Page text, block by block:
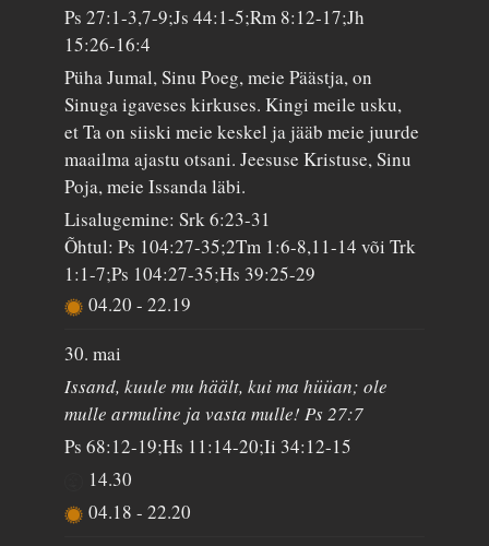
Ps 27:1-3,7-9;Js 44:1-5;Rm 8:12-17;Jh
15:26-16:4
Püha Jumal, Sinu Poeg, meie Päästja, on
Sinuga igaveses kirkuses. Kingi meile usku,
et Ta on siiski meie keskel ja jääb meie juurde
maailma ajastu otsani. Jeesuse Kristuse, Sinu
Poja, meie Issanda läbi.
Lisalugemine: Srk 6:23-31
Õhtul: Ps 104:27-35;2Tm 1:6-8,11-14 või Trk
1:1-7;Ps 104:27-35;Hs 39:25-29
04.20-22.19
30. mai
Issand, kuule mu häält, kui ma hüüan; ole
mulle armuline ja vasta mulle! Ps 27:7
Ps 68:12-19;Hs 11:14-20;Ii 34:12-15
14.30
04.18-22.20